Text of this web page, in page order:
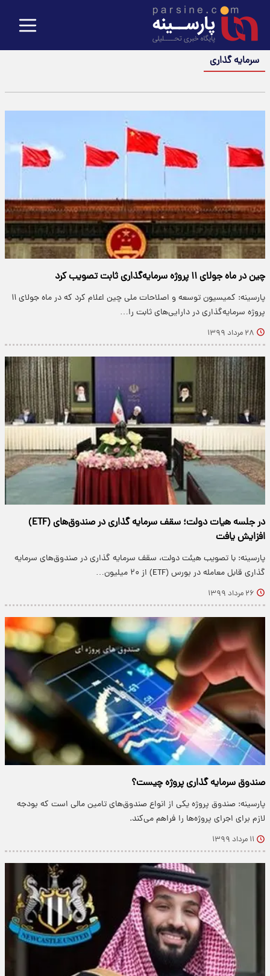
سرمایه گذاری
چین در ماه جولای ۱۱ پروژه سرمایه‌گذاری ثابت تصویب کرد
پارسینه: کمیسیون توسعه و اصلاحات ملی چین اعلام کرد که در ماه جولای ۱۱
پروژه سرمایه‌گذاری در دارایی‌های ثابت را…
۲۸ مرداد ۱۳۹۹
در جلسه هیات دولت؛ سقف سرمایه گذاری در صندوق‌های (ETF)
افزایش یافت
پارسینه: با تصویب هیئت دولت، سقف سرمایه گذاری در صندوق‌های سرمایه
گذاری قابل معامله در بورس (ETF) از ۲۰ میلیون…
۲۶ مرداد ۱۳۹۹
صندوق سرمایه گذاری پروژه چیست؟
پارسینه: صندوق پروژه یکی از انواع صندوق‌های تامین مالی است که بودجه
لازم برای اجرای پروژه‌ها را فراهم می‌کند.
۱۱ مرداد ۱۳۹۹